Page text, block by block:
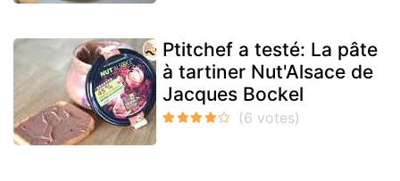
Ptitchef a testé: La pâte
à tartiner Nut'Alsace de
Jacques Bockel